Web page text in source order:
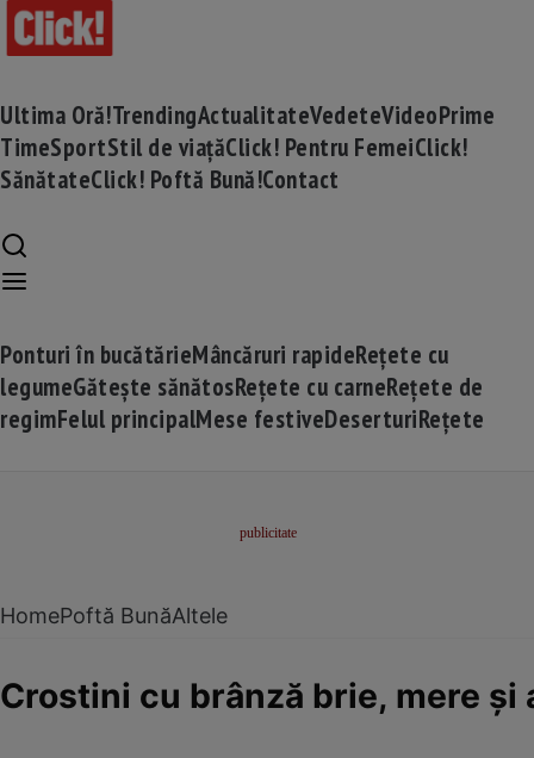
Ultima Oră!TrendingActualitateVedeteVideoPrime
TimeSportStil de viațăClick! Pentru FemeiClick!
SănătateClick! Poftă Bună!Contact
Ponturi în bucătărieMâncăruri rapideRețete cu
legumeGătește sănătosRețete cu carneRețete de
regimFelul principalMese festiveDeserturiRețete
HomePoftă BunăAltele
Crostini cu brânză brie, mere şi